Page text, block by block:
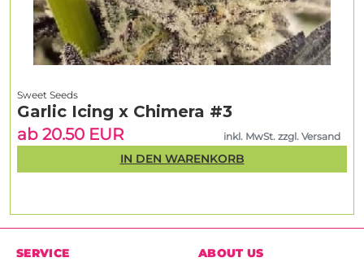
Sweet Seeds
Garlic Icing x Chimera #3
ab 20.50 EUR
inkl. MwSt. zzgl. Versand
IN DEN WARENKORB
SERVICE ABOUT US